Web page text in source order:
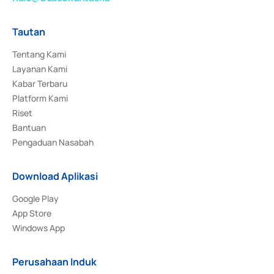
Tautan
Tentang Kami
Layanan Kami
Kabar Terbaru
Platform Kami
Riset
Bantuan
Pengaduan Nasabah
Download Aplikasi
Google Play
App Store
Windows App
Perusahaan Induk